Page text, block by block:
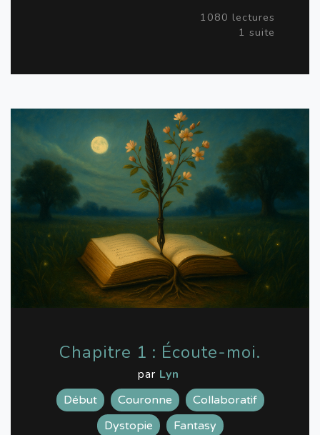
1080 lectures
1 suite
Chapitre 1 : Écoute-moi.
par Lyn
Début Couronne
Collaboratif
Dystopie
Fantasy